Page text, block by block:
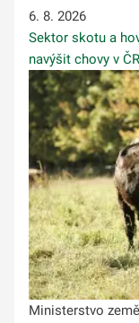
6. 8. 2026
Sektor skotu a
navýšit chovy v
Ministerstvo